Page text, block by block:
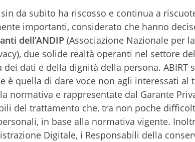
da subito ha riscosso e continua a
importanti, considerato che hanno
dell’ANDIP (Associazione Nazionale per
due solide realtà operanti nel settore
dei dati e della dignità della persona.
è quella di dare voce non agli interessati
normativa e rappresentate dal Garante
del trattamento che, tra non poche
in base alla normativa vigente.
Digitale, i Responsabili della